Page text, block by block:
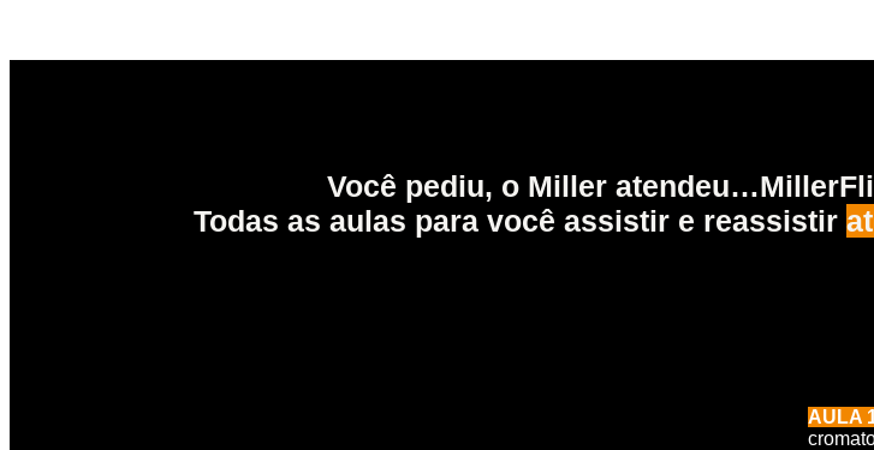
Você pediu, o Miller atendeu…
Todas as aulas para você assistir e reassistir
AULA